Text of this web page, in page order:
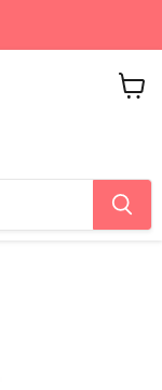
車